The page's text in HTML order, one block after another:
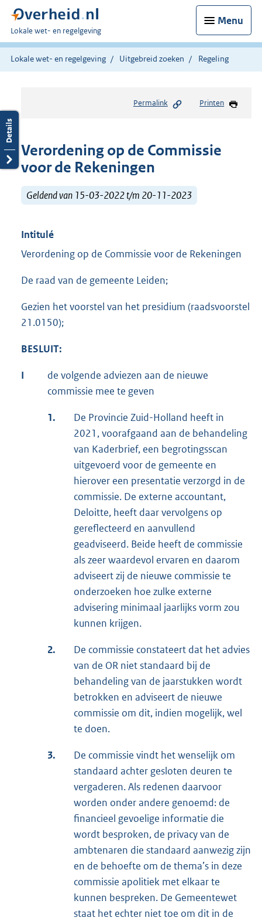
Menu
U
bent
hier:
Lokale wet- en regelgeving
Lokale wet- en regelgeving Uitgebreid zoeken Regeling
Permalink Printen
Verordening op de Commissie
voor de Rekeningen
Geldend van 15-03-2022 t/m 20-11-2023
Intitulé
Verordening op de Commissie voor de Rekeningen
De raad van de gemeente Leiden;
Gezien het voorstel van het presidium (raadsvoorstel
21.0150);
BESLUIT:
I
de volgende adviezen aan de nieuwe
commissie mee te geven
1.
De Provincie Zuid-Holland heeft in
2021, voorafgaand aan de behandeling
van Kaderbrief, een begrotingsscan
uitgevoerd voor de gemeente en
hierover een presentatie verzorgd in de
commissie. De externe accountant,
Deloitte, heeft daar vervolgens op
gereflecteerd en aanvullend
geadviseerd. Beide heeft de commissie
als zeer waardevol ervaren en daarom
adviseert zij de nieuwe commissie te
onderzoeken hoe zulke externe
advisering minimaal jaarlijks vorm zou
kunnen krijgen.
2.
De commissie constateert dat het advies
van de OR niet standaard bij de
behandeling van de jaarstukken wordt
betrokken en adviseert de nieuwe
commissie om dit, indien mogelijk, wel
te doen.
3.
De commissie vindt het wenselijk om
standaard achter gesloten deuren te
vergaderen. Als redenen daarvoor
worden onder andere genoemd: de
financieel gevoelige informatie die
wordt besproken, de privacy van de
ambtenaren die standaard aanwezig zijn
en de behoefte om de thema’s in deze
commissie apolitiek met elkaar te
kunnen bespreken. De Gemeentewet
staat het echter niet toe om dit in de